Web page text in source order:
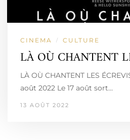
CINEMA / CULTURE
LÀ OÙ CHANTENT
LÀ OÙ CHANTENT LES
août 2022 Le 17 août sort…
13 AOÛT 2022